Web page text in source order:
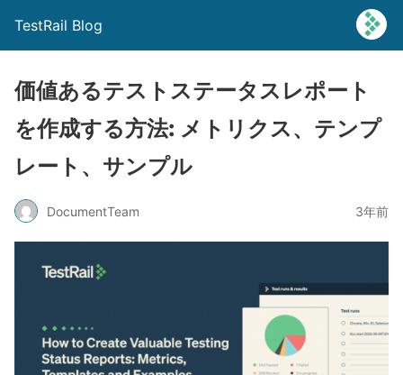
TestRail Blog
価値あるテストステータスレポート
を作成する方法: メトリクス、テンプ
レート、サンプル
DocumentTeam 3年前